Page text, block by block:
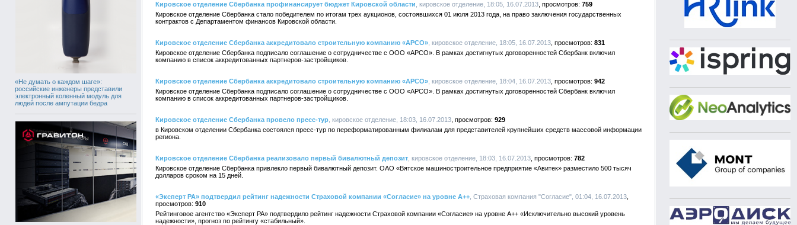
«Не думать о каждом шаге»:
российские инженеры представили
электронный коленный модуль для
людей после ампутации бедра
Кировское отделение Сбербанка профинансирует бюджет Кировской области , кировское отделение, 18:05, 16.07.2013
759
Кировское отделение Сбербанка стало победителем по итогам трех аукционов, состоявшихся 01 июля 2013 года, на право заключения государственных
контрактов с Департаментом финансов Кировской области.
Кировское отделение Сбербанка аккредитовало строительную компанию «АРСО» , кировское отделение, 18:05, 16.07.2013
831
Кировское отделение Сбербанка подписало соглашение о сотрудничестве с ООО «АРСО». В рамках достигнутых договоренностей Сбербанк включил
компанию в список аккредитованных партнеров-застройщиков.
Кировское отделение Сбербанка аккредитовало строительную компанию «АРСО» , кировское отделение, 18:04, 16.07.2013
942
Кировское отделение Сбербанка подписало соглашение о сотрудничестве с ООО «АРСО». В рамках достигнутых договоренностей Сбербанк включил
компанию в список аккредитованных партнеров-застройщиков.
Кировское отделение Сбербанка провело пресс-тур , кировское отделение, 18:03, 16.07.2013
929
в Кировском отделении Сбербанка состоялся пресс-тур по переформатированным филиалам для представителей крупнейших средств массовой информации
региона.
Кировское отделение Сбербанка реализовало первый бивалютный депозит , кировское отделение, 18:03, 16.07.2013
782
Кировское отделение Сбербанка привлекло первый бивалютный депозит. ОАО «Вятское машиностроительное предприятие «Авитек» разместило 500 тысяч
долларов сроком на 15 дней.
«Эксперт РА» подтвердил рейтинг надежности Страховой компании «Согласие» на уровне А++ , Страховая компания "Согласие", 01:04, 16.07.2013
910
Рейтинговое агентство «Эксперт РА» подтвердило рейтинг надежности Cтраховой компании «Согласие» на уровне А++ «Исключительно высокий уровень
надежности», прогноз по рейтингу «стабильный».